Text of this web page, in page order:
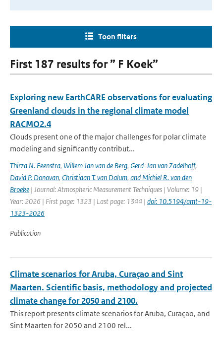
Toon filters
First 187 results for ” F Koek”
Exploring new EarthCARE observations for evaluating
Greenland clouds in the regional climate model
RACMO2.4
Clouds present one of the major challenges for polar climate
modeling and significantly contribut...
Thirza N. Feenstra, Willem Jan van de Berg, Gerd-Jan van Zadelhoff,
David P. Donovan, Christiaan T. van Dalum, and Michiel R. van den
Broeke | Journal: Atmospheric Measurement Techniques | Volume: 19 |
Year: 2026 | First page: 1323 | Last page: 1344 | doi: 10.5194/amt-19-
1323-2026
Publication
Climate scenarios for Aruba, Curaçao and Sint
Maarten. Scientific basis, methodology and projected
climate change for 2050 and 2100.
This report presents climate scenarios for Aruba, Curaçao, and
Sint Maarten for 2050 and 2100 rel...